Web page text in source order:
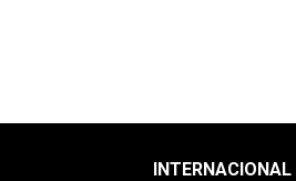
INTERNACIONAL